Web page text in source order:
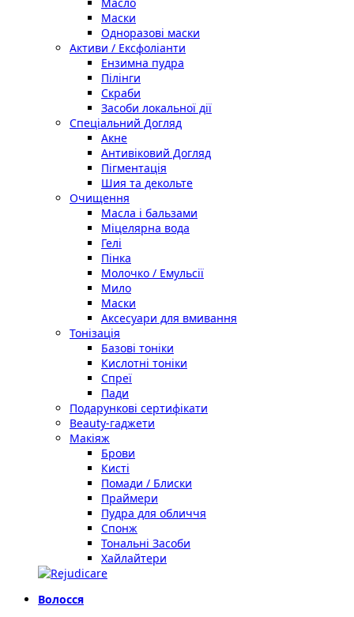
Маски
Одноразові маски
Активи / Ексфоліанти
Ензимна пудра
Пілінги
Скраби
Засоби локальної дії
Спеціальний Догляд
Акне
Антивіковий Догляд
Пігментація
Шия та декольте
Очищення
Масла і бальзами
Міцелярна вода
Гелі
Пінка
Молочко / Емульсії
Мило
Маски
Аксесуари для вмивання
Тонізація
Базові тоніки
Кислотні тоніки
Спреї
Пади
Подарункові сертифікати
Beauty-гаджети
Макіяж
Брови
Кисті
Помади / Блиски
Праймери
Пудра для обличчя
Спонж
Тональні Засоби
Хайлайтери
Волосся